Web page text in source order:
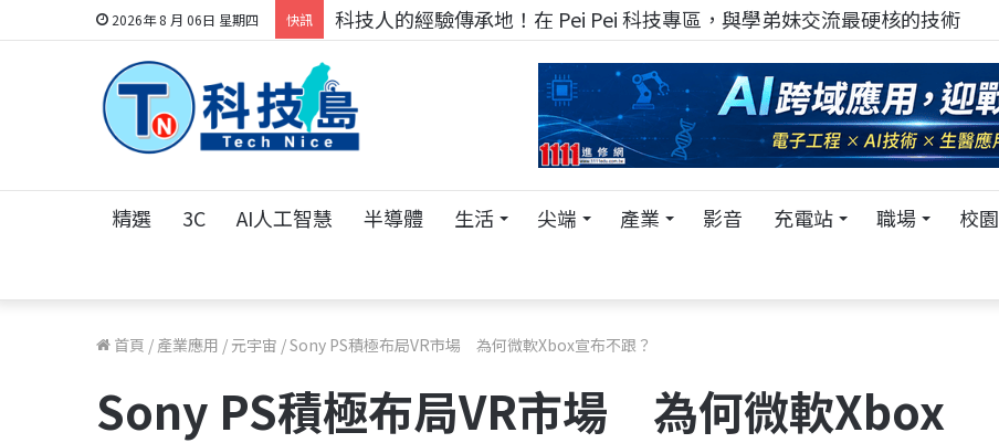
2026年 8 月 06日 星期四 快訊 科技人的經驗傳承地！在 Pei Pei 科技專區，與學弟妹交流最硬核的技術
精選 3C AI人工智慧 半導體 生活 尖端 產業 影音 充電站 職場 校園
首頁 / 產業應用 / 元宇宙 /Sony PS積極布局VR市場 為何微軟Xbox宣布不跟？
Sony PS積極布局VR市場 為何微軟Xbox